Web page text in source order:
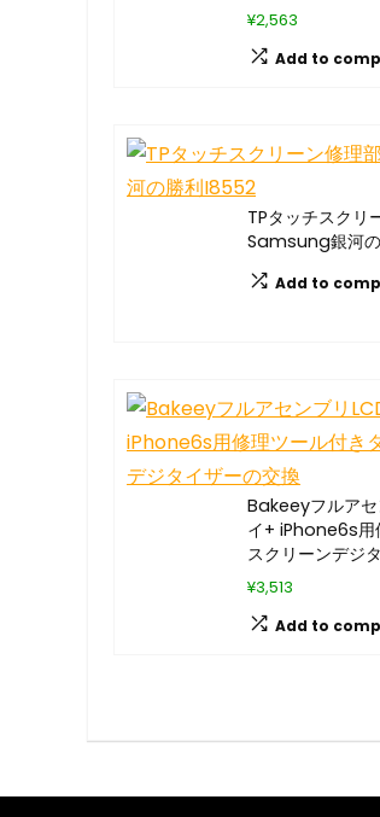
¥2,563
Add to
TPタッチスクリ
Samsung銀河
Add to
Bakeeyフルアセ
イ+ iPhone6s用
スクリーンデジ
¥3,513
Add to